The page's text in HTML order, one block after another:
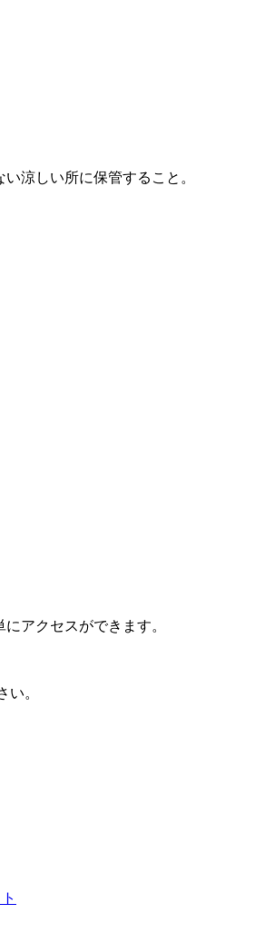
涼しい所に保管すること。
アクセスができます。
。